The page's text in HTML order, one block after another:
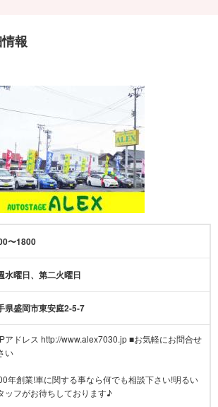
報
〜1800
水曜日、第二火曜日
県盛岡市東安庭2-5-7
アドレス http://www.alex7030.jp ■お気軽にお問合せ
い
年創業!車に関する事なら何でも相談下さい!明るい
ッフがお待ちしております♪